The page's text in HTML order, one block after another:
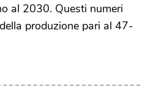
al 2030. Questi numeri
produzione pari al 47-